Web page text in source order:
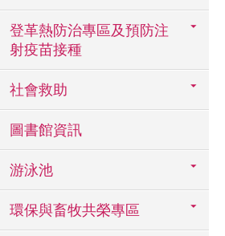
登革熱防治專區及預防注
射疫苗接種
社會救助
圖書館資訊
游泳池
環保與畜牧共榮專區